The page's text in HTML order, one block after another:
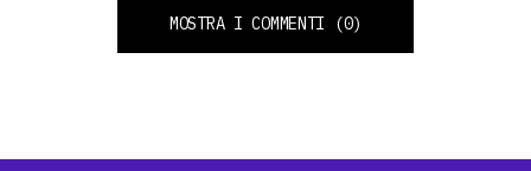
MOSTRA I COMMENTI (0)